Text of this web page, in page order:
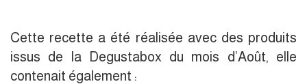
Cette recette a été réalisée avec des produits
issus de la Degustabox du mois d’Août, elle
contenait également :